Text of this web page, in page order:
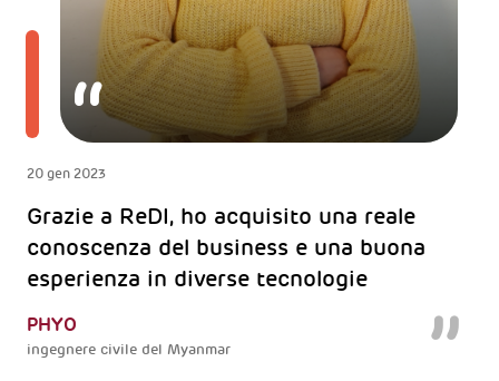
20 gen 2023
Grazie a ReDI, ho acquisito una reale
conoscenza del business e una buona
esperienza in diverse tecnologie
PHYO
ingegnere civile del Myanmar